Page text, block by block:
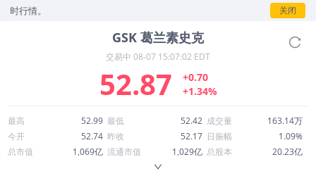
。 关闭
GSK 葛兰素史克
交易中 08-07 15:07:02 EDT
52.87
+0.70
+1.34%
最高 52.99 最低 52.42 成交量
163.14万
今开
52.74 昨收 52.17 日振幅
1.09%
总市值
1,069亿 流通市值 1,029亿 总股本
20.23亿